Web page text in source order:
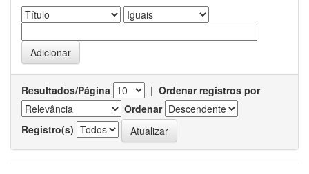
Resultados/Página | Ordenar registros por
Ordenar
Registro(s)